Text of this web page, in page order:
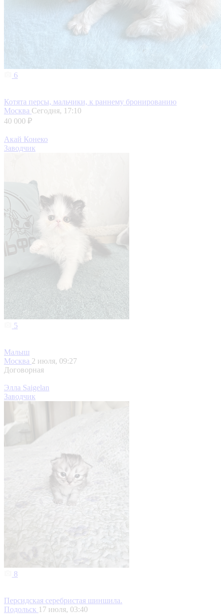
6
Котята персы, мальчики, к раннему бронированию
Москва Сегодня, 17:10
40 000 ₽
Акай Конеко
Заводчик
5
Малыш
Москва 2 июля, 09:27
Договорная
Элла Saigelan
Заводчик
8
Персидская серебристая шиншила.
Подольск 17 июля, 03:40